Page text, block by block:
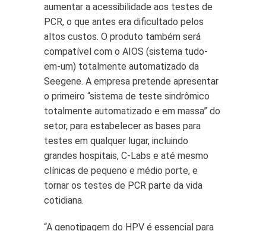
aumentar a acessibilidade aos testes de
PCR, o que antes era dificultado pelos
altos custos. O produto também será
compatível com o AIOS (sistema tudo-
em-um) totalmente automatizado da
Seegene. A empresa pretende apresentar
o primeiro “sistema de teste sindrômico
totalmente automatizado e em massa” do
setor, para estabelecer as bases para
testes em qualquer lugar, incluindo
grandes hospitais, C-Labs e até mesmo
clínicas de pequeno e médio porte, e
tornar os testes de PCR parte da vida
cotidiana.
“A genotipagem do HPV é essencial para